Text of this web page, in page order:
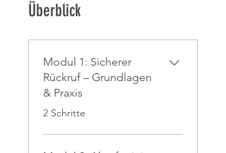
Überblick
Modul 1: Sicherer
Rückruf – Grundlagen
& Praxis
.
2 Schritte